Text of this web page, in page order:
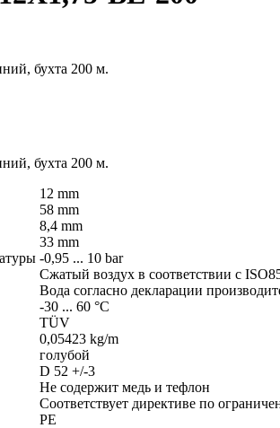
бухта 200 м.
бухта 200 м.
12 mm
58 mm
8,4 mm
33 mm
-0,95 ... 10 bar
Сжатый воздух в соответствии с
Вода согласно декларации
-30 ... 60 °C
TÜV
0,05423 kg/m
голубой
D 52 +/-3
Не содержит медь и тефлон
Соответствует директиве по
PE